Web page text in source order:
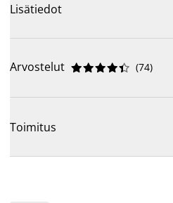
Lisätiedot
Arvostelut 




 (74)
Toimitus